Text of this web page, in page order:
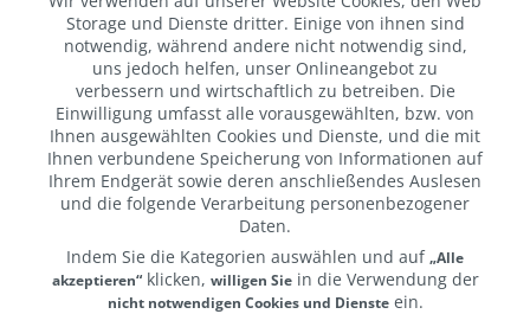
und Neigungssensivität für präzise Linien,
Schattierungen und bequemes Arbeiten ohne störende
Fehleingaben.
Langanhaltende Power:Bis zu 10 Stunden Akkulaufzeit
für den ganzen Tag. Schnelles und einfaches Aufladen
über USB-C.
Leicht & robust:Mit nur ca. 14 g Gewicht liegt er
angenehm in der Hand – perfekt für Schule, Uni, Büro
oder kreative Projekte.
Storage und Dienste dritter. Einige von ihnen sind
notwendig, während andere nicht notwendig sind,
uns jedoch helfen, unser Onlineangebot zu
verbessern und wirtschaftlich zu betreiben. Die
Einwilligung umfasst alle vorausgewählten, bzw. von
Ihnen ausgewählten Cookies und Dienste, und die mit
Ihnen verbundene Speicherung von Informationen auf
Ihrem Endgerät sowie deren anschließendes Auslesen
und die folgende Verarbeitung personenbezogener
Daten.
Indem Sie die Kategorien auswählen und auf„Alle
akzeptieren“klicken, willigen Siein die Verwendung der
nicht notwendigen Cookies und Diensteein.